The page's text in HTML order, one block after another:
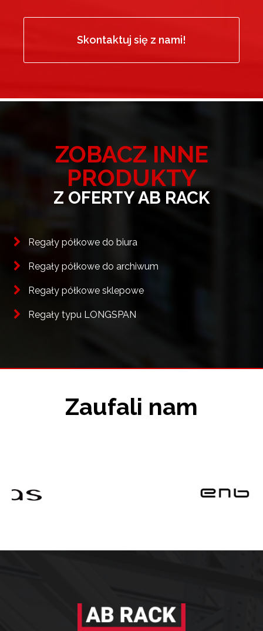
Skontaktuj się z nami!
ZOBACZ INNE
PRODUKTY
Z OFERTY AB RACK
Regały półkowe do biura
Regały półkowe do archiwum
Regały półkowe sklepowe
Regały typu LONGSPAN
Zaufali nam